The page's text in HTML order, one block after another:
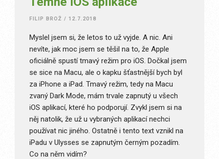
FILIP BROŽ / 12.7.2018
Myslel jsem si, že letos to už vyjde. A nic. Ani
nevíte, jak moc jsem se těšil na to, že Apple
oficiálně spustí tmavý režim pro iOS. Dočkal jsem
se sice na Macu, ale o kapku šťastnější bych byl
za iPhone a iPad. Tmavý režim, tedy na Macu
zvaný Dark Mode, mám trvale zapnutý u všech
iOS aplikací, které ho podporují. Zvykl jsem si na
něj natolik, že už u vybraných aplikací nechci
používat nic jiného. Ostatně i tento text vznikl na
iPadu v Ulysses se zapnutým černým pozadím.
Co na něm vidím?